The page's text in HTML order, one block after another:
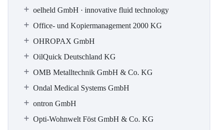
oelheld GmbH ∙ innovative fluid technology
Office- und Kopiermanagement 2000 KG
OHROPAX GmbH
OilQuick Deutschland KG
OMB Metalltechnik GmbH & Co. KG
Ondal Medical Systems GmbH
ontron GmbH
Opti-Wohnwelt Föst GmbH & Co. KG